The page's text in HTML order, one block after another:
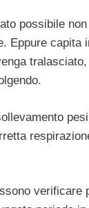
possibile
Eppure
verificare